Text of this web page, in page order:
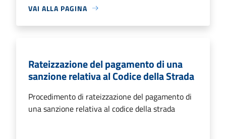
VAI ALLA PAGINA
Rateizzazione del pagamento di una
sanzione relativa al Codice della Strada
Procedimento di rateizzazione del pagamento di
una sanzione relativa al codice della strada